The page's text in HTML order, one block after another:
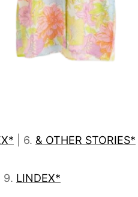
| 6. & OTHER STORIES*
| 9. LINDEX*